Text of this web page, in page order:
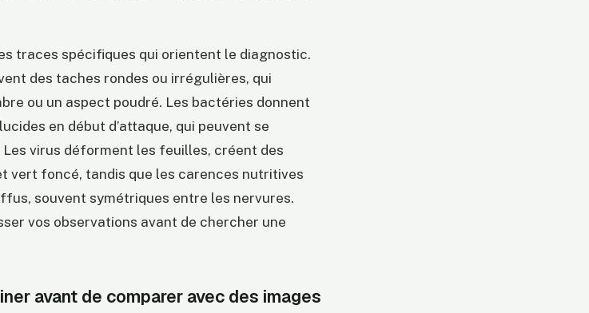
traces spécifiques qui orientent le diagnostic.
des taches rondes ou irrégulières, qui
ou un aspect poudré. Les bactéries donnent
en début d’attaque, qui peuvent se
virus déforment les feuilles, créent des
vert foncé, tandis que les carences nutritives
souvent symétriques entre les nervures.
vos observations avant de chercher une
avant de comparer avec des images